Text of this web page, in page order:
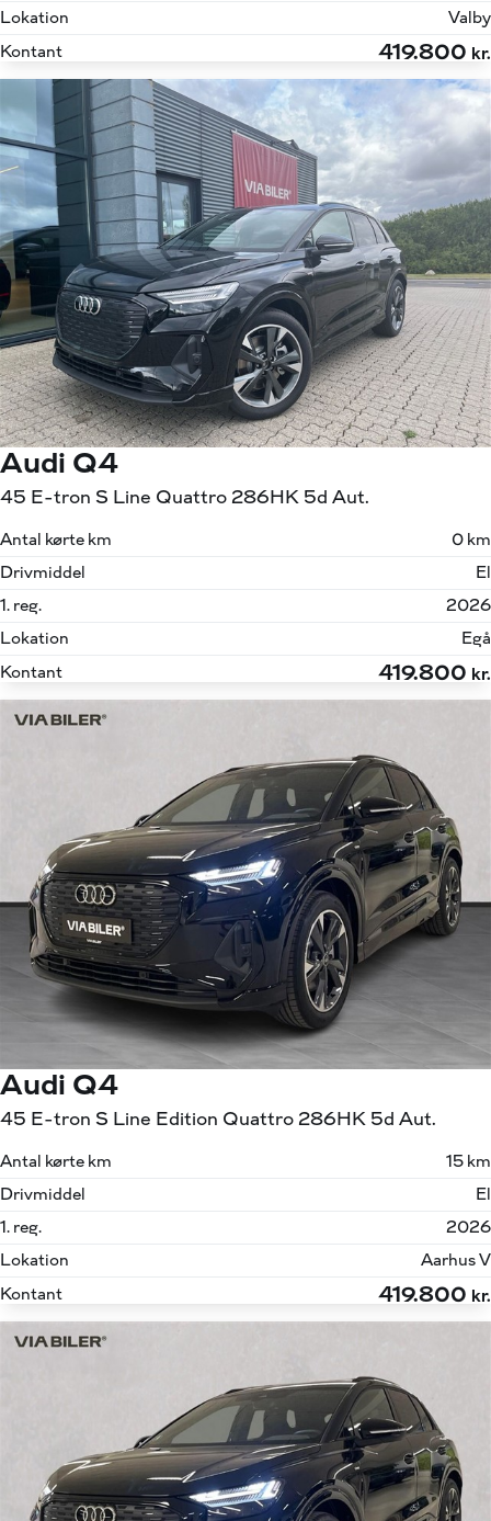
Lokation
Valby
Kontant
419.800 kr.
Audi Q4
45 E-tron S Line Quattro 286HK 5d Aut.
Antal kørte km
0 km
Drivmiddel
El
1. reg.
2026
Lokation
Egå
Kontant
419.800 kr.
Audi Q4
45 E-tron S Line Edition Quattro 286HK 5d Aut.
Antal kørte km
15 km
Drivmiddel
El
1. reg.
2026
Lokation
Aarhus V
Kontant
419.800 kr.